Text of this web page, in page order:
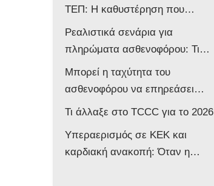
ΤΕΠ: Η καθυστέρηση που
αποδυναμώνει ολόκληρο το
σύστημα
Ρεαλιστικά σενάρια για
πληρώματα ασθενοφόρου: Τι
δείχνει νέα μελέτη
Μπορεί η ταχύτητα του
ασθενοφόρου να επηρεάσει
νευρολογικά ένα βρέφος;
Τι άλλαξε στο TCCC για το 2026
Υπεραερισμός σε ΚΕΚ και
καρδιακή ανακοπή: Όταν η